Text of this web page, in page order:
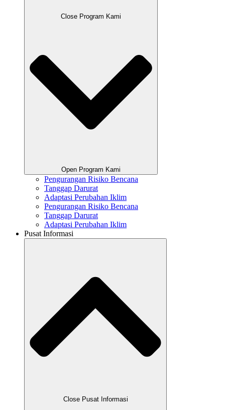
Close Program Kami
Open Program Kami
Pengurangan Risiko Bencana
Tanggap Darurat
Adaptasi Perubahan Iklim
Pengurangan Risiko Bencana
Tanggap Darurat
Adaptasi Perubahan Iklim
Pusat Informasi
Close Pusat Informasi